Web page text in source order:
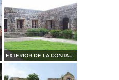
EXTERIOR DE LA CONTADURIA